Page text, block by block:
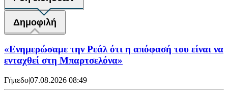
Δημοφιλή
«Ενημερώσαμε την Ρεάλ ότι η απόφασή του είναι να
ενταχθεί στη Μπαρτσελόνα»
Γήπεδο|07.08.2026 08:49